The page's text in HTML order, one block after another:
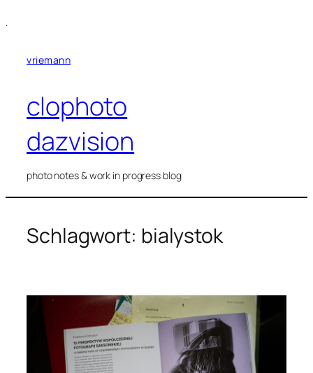
Inhalt
.
vriemann
clophoto
dazvision
photo notes & work in progress blog
Schlagwort: bialystok